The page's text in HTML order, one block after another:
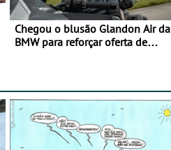
Chegou o blusão Glandon Air da
BMW para reforçar oferta de